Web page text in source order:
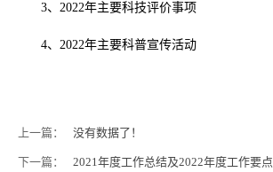
3、 2022年主要科技评价事项
4、 2022年主要科普宣传活动
上一篇： 没有数据了！
下一篇： 2021年度工作总结及2022年度工作要点